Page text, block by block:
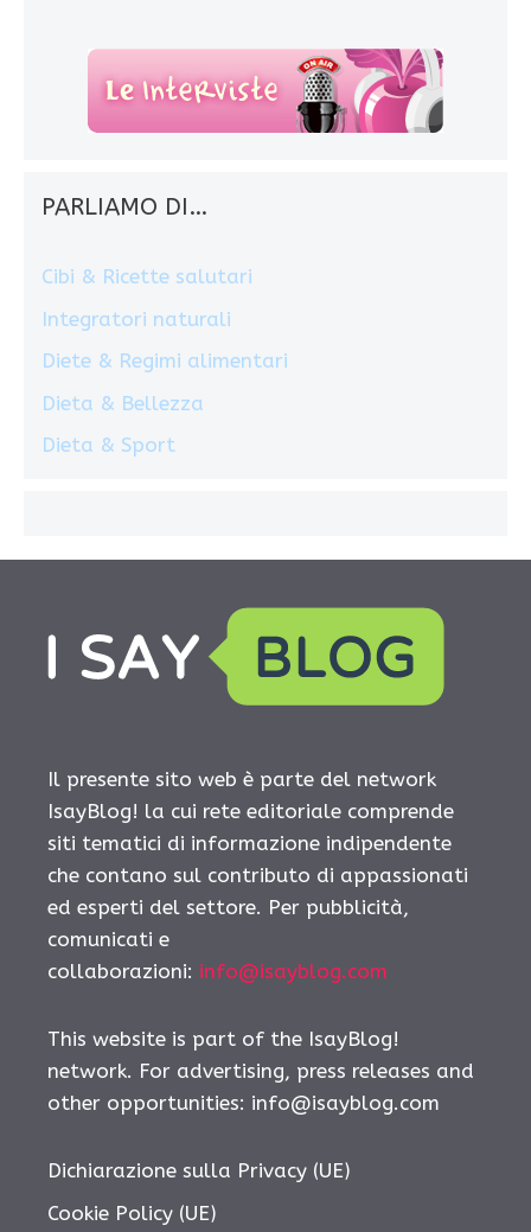
PARLIAMO DI…
Cibi & Ricette salutari
Integratori naturali
Diete & Regimi alimentari
Dieta & Bellezza
Dieta & Sport
Il presente sito web è parte del network
IsayBlog! la cui rete editoriale comprende
siti tematici di informazione indipendente
che contano sul contributo di appassionati
ed esperti del settore. Per pubblicità,
comunicati e
collaborazioni: info@isayblog.com
This website is part of the IsayBlog!
network. For advertising, press releases and
other opportunities: info@isayblog.com
Dichiarazione sulla Privacy (UE)
Cookie Policy (UE)